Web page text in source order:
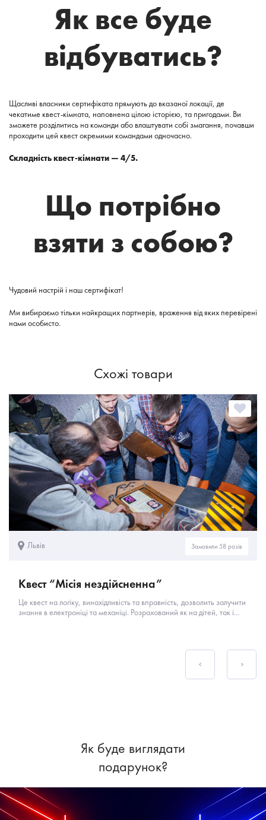
Як все буде
відбуватись?
Щасливі власники сертифіката прямують до вказаної локації, де
чекатиме квест-кімната, наповнена цілою історією, та пригодами. Ви
зможете розділитись на команди або влаштувати собі змагання, почавши
проходити цей квест окремими командами одночасно.
Складність квест-кімнати — 4/5.
Що потрібно
взяти з собою?
Чудовий настрій і наш сертифікат!
Ми вибираємо тільки найкращих партнерів, враження від яких перевірені
нами особисто.
Схожі товари
Львів Замовили 58 разів
Квест “Місія нездійсненна”
Це квест на логіку, винахідливість та вправність, дозволить залучити
знання в електроніці та механіці. Розрахований як на дітей, так і...
Як буде виглядати
подарунок?